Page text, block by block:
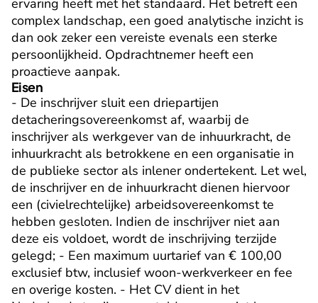
ervaring heeft met het standaard. Het betreft een
complex landschap, een goed analytische inzicht is
dan ook zeker een vereiste evenals een sterke
persoonlijkheid. Opdrachtnemer heeft een
proactieve aanpak.
Eisen
- De inschrijver sluit een driepartijen
detacheringsovereenkomst af, waarbij de
inschrijver als werkgever van de inhuurkracht, de
inhuurkracht als betrokkene en een organisatie in
de publieke sector als inlener ondertekent. Let wel,
de inschrijver en de inhuurkracht dienen hiervoor
een (civielrechtelijke) arbeidsovereenkomst te
hebben gesloten. Indien de inschrijver niet aan
deze eis voldoet, wordt de inschrijving terzijde
gelegd; - Een maximum uurtarief van € 100,00
exclusief btw, inclusief woon-werkverkeer en fee
en overige kosten. - Het CV dient in het